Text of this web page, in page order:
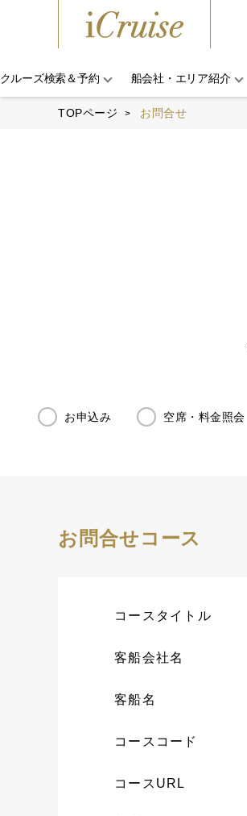
クルーズ検索＆予約 船会社・エリア紹介
TOPページ お問合せ
お申込み 空席・料金照会
お問合せコース
コースタイトル
客船会社名
客船名
コースコード
コースURL